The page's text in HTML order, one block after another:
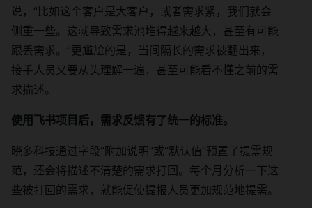
说，“比如这个客户是大客户，或者需求紧，我们就会
侧重一些。这就导致需求池堆得越来越大，甚至有可能
跟丢需求。”更尴尬的是，当间隔长的需求被翻出来，
接手人员又要从头理解一遍，甚至可能看不懂之前的需
求描述。
使用飞书项目后，需求反馈有了统一的标准。
晓多科技通过字段“附加说明”或“默认值”预置了提需规
范，还会将描述不清楚的需求打回。每个月分析一下这
些被打回的需求，就能促使提报人员更加规范地提需。